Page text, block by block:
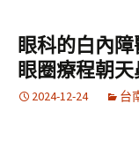
容
區
眼科的白內
眼圈療程朝天
2024-12-24 台